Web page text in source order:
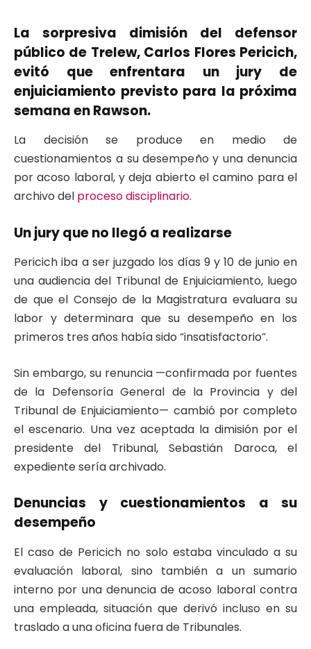
La sorpresiva dimisión del defensor
público de Trelew, Carlos Flores Pericich,
evitó que enfrentara un jury de
enjuiciamiento previsto para la próxima
semana en Rawson.
La decisión se produce en medio de
cuestionamientos a su desempeño y una denuncia
por acoso laboral, y deja abierto el camino para el
archivo del proceso disciplinario.
Un jury que no llegó a realizarse
Pericich iba a ser juzgado los días 9 y 10 de junio en
una audiencia del Tribunal de Enjuiciamiento, luego
de que el Consejo de la Magistratura evaluara su
labor y determinara que su desempeño en los
primeros tres años había sido “insatisfactorio”.
Sin embargo, su renuncia —confirmada por fuentes
de la Defensoría General de la Provincia y del
Tribunal de Enjuiciamiento— cambió por completo
el escenario. Una vez aceptada la dimisión por el
presidente del Tribunal, Sebastián Daroca, el
expediente sería archivado.
Denuncias y cuestionamientos a su
desempeño
El caso de Pericich no solo estaba vinculado a su
evaluación laboral, sino también a un sumario
interno por una denuncia de acoso laboral contra
una empleada, situación que derivó incluso en su
traslado a una oficina fuera de Tribunales.